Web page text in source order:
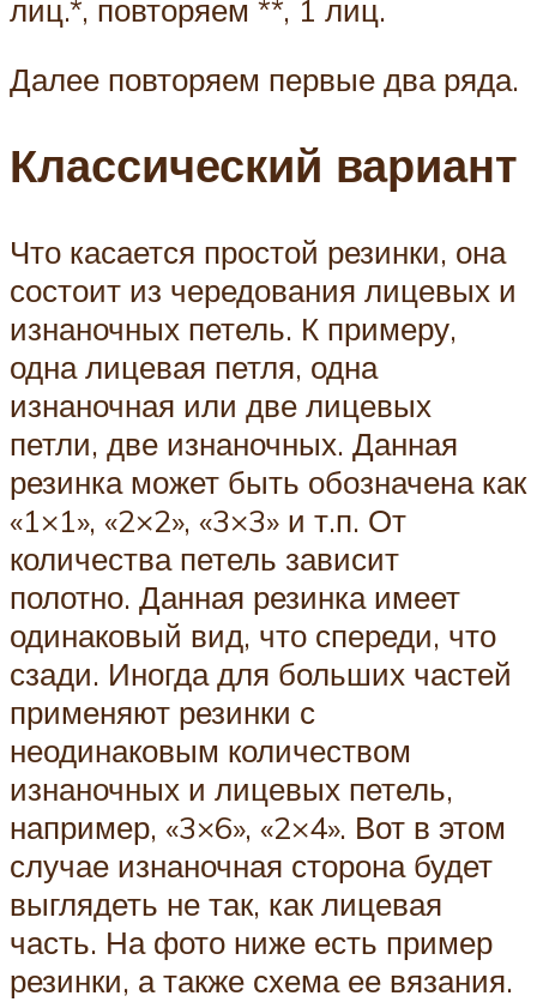
лиц.*, повторяем **, 1 лиц.
Далее повторяем первые два ряда.
Классический вариант
Что касается простой резинки, она
состоит из чередования лицевых и
изнаночных петель. К примеру,
одна лицевая петля, одна
изнаночная или две лицевых
петли, две изнаночных. Данная
резинка может быть обозначена как
«1×1», «2×2», «3×3» и т.п. От
количества петель зависит
полотно. Данная резинка имеет
одинаковый вид, что спереди, что
сзади. Иногда для больших частей
применяют резинки с
неодинаковым количеством
изнаночных и лицевых петель,
например, «3×6», «2×4». Вот в этом
случае изнаночная сторона будет
выглядеть не так, как лицевая
часть. На фото ниже есть пример
резинки, а также схема ее вязания.